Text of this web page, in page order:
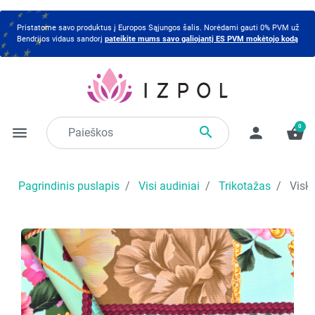
Pristatome savo produktus į Europos Sąjungos šalis. Norėdami gauti 0% PVM už
Bendrijos vidaus sandorį pateikite mums savo galiojantį ES PVM mokėtojo kodą
menu  person shopping_basket
0
Pagrindinis puslapis Visi audiniai Trikotažas